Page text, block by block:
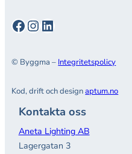
Facebook
Instagram
LinkedIn
© Byggma – Integritetspolicy
Kod, drift och designaptum.no
Kontakta oss
Aneta Lighting AB
Lagergatan 3